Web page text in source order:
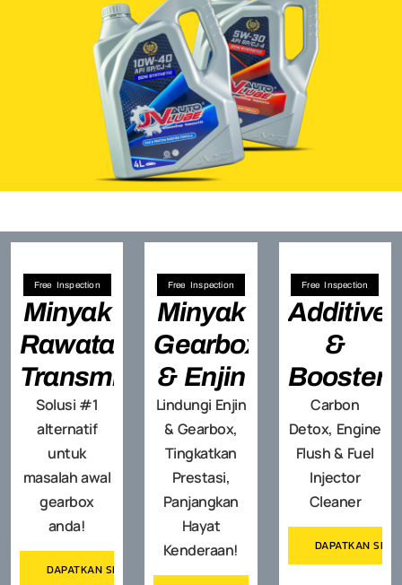
Free Inspection
Minyak
Rawatan
Transmisi
Solusi #1
alternatif
untuk
masalah awal
gearbox
anda!
DAPATKAN SEBUT HARGA
Free Inspection
Minyak
Gearbox
& Enjin
Lindungi Enjin
& Gearbox,
Tingkatkan
Prestasi,
Panjangkan
Hayat
Kenderaan!
Free Inspection
Additive
&
Booster
Carbon
Detox, Engine
Flush & Fuel
Injector
Cleaner
DAPATKAN